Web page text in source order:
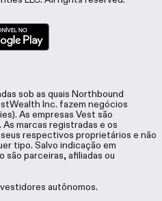
sob as quais Northbound
Inc. fazem negócios
As empresas Vest são
marcas registradas e os
respectivos proprietários e não
tipo. Salvo indicação em
são parceiras, afiliadas ou
autônomos.